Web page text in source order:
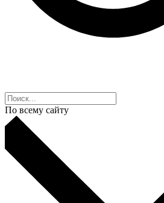
По всему сайту